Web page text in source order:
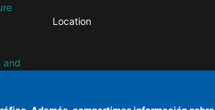
and
Location